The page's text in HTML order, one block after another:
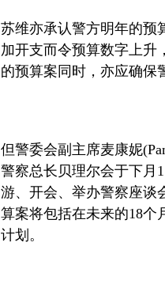
苏维亦承认警方明年的预
加开支而令预算数字上升
的预算案同时，亦应确保
但警委会副主席麦康妮
警察总长贝理尔会于下月
游、开会、举办警察座谈
算案将包括在未来的18个
计划。